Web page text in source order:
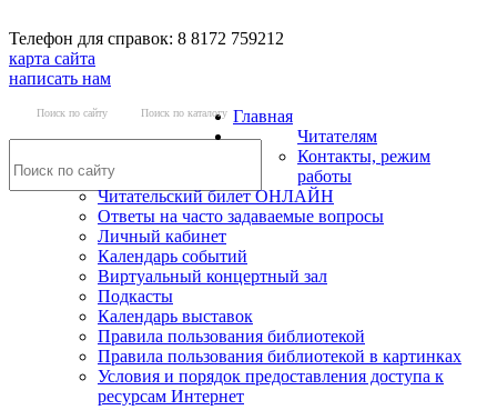
Телефон для справок: 8 8172 759212
карта сайта
написать нам
Поиск по сайту Поиск по каталогу Главная
Читателям
Контакты, режим
работы
Читательский билет ОНЛАЙН
Ответы на часто задаваемые вопросы
Личный кабинет
Календарь событий
Виртуальный концертный зал
Подкасты
Календарь выставок
Правила пользования библиотекой
Правила пользования библиотекой в картинках
Условия и порядок предоставления доступа к
ресурсам Интернет